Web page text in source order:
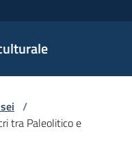
/
tra Paleolitico e